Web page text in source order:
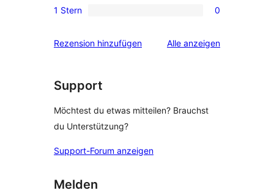
Rezensionen
Sterne-
0 1-
Rezensionen
1 Stern 0
Rezension hinzufügen Alle Rezensionen
anzeigen
Support
Möchtest du etwas mitteilen? Brauchst
du Unterstützung?
Support-Forum anzeigen
Melden